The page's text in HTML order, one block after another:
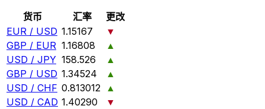
货币 汇率
更改
EUR / USD 1.15167
▼
GBP / EUR 1.16808
▲
USD / JPY 158.526
▲
GBP / USD 1.34524
▲
USD / CHF 0.813012 ▲
USD / CAD 1.40290
▼